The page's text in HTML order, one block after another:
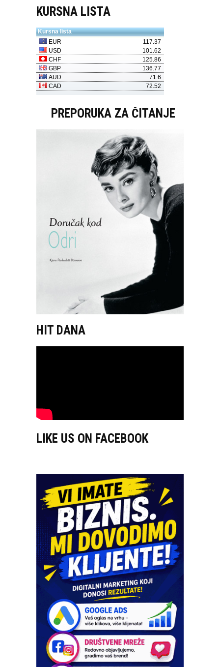
KURSNA LISTA
PREPORUKA ZA ČITANJE
HIT DANA
LIKE US ON FACEBOOK